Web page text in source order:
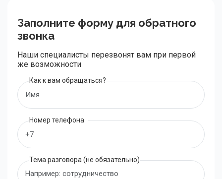
Заполните форму для обратного
звонка
Наши специалисты перезвонят вам при первой
же возможности
Как к вам обращаться?
Номер телефона
Тема разговора (не обязательно)